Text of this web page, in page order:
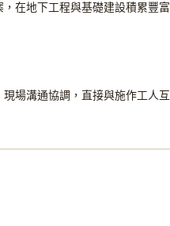
，在地下工程與基礎建設積累豐
場溝通協調，直接與施作工人